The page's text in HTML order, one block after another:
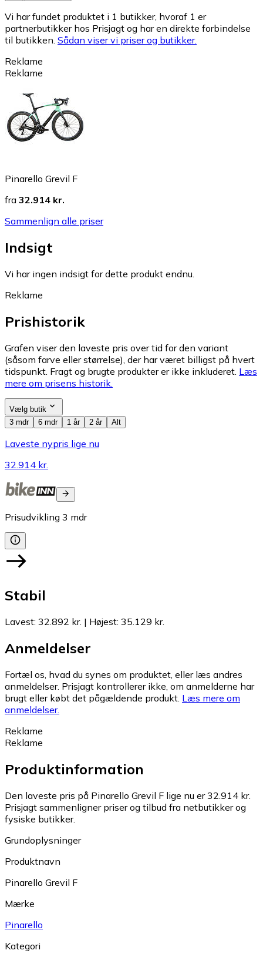
Vi har fundet produktet i 1 butikker, hvoraf 1 er
partnerbutikker hos Prisjagt og har en direkte forbindelse
til butikken. Sådan viser vi priser og butikker.
Reklame
Reklame
Pinarello Grevil F
fra 32.914 kr.
Sammenlign alle priser
Indsigt
Vi har ingen indsigt for dette produkt endnu.
Reklame
Prishistorik
Grafen viser den laveste pris over tid for den variant
(såsom farve eller størrelse), der har været billigst på hvert
tidspunkt. Fragt og brugte produkter er ikke inkluderet. Læs
mere om prisens historik.
Vælg butik
3 mdr
6 mdr 1 år 2 år Alt
Laveste nypris lige nu
32.914 kr.
Prisudvikling 3 mdr
Stabil
Lavest: 32.892 kr. | Højest: 35.129 kr.
Anmeldelser
Fortæl os, hvad du synes om produktet, eller læs andres
anmeldelser. Prisjagt kontrollerer ikke, om anmelderne har
brugt eller købt det pågældende produkt. Læs mere om
anmeldelser.
Reklame
Reklame
Produktinformation
Den laveste pris på Pinarello Grevil F lige nu er 32.914 kr.
Prisjagt sammenligner priser og tilbud fra netbutikker og
fysiske butikker.
Grundoplysninger
Produktnavn
Pinarello Grevil F
Mærke
Pinarello
Kategori